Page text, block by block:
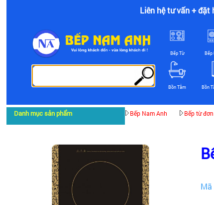
Liên hệ tư vấn + đặt
Bếp Từ Bếp
Bồn Tắm Bồn
Danh mục sản phẩm Bếp Nam Anh Bếp từ đơn
Mã